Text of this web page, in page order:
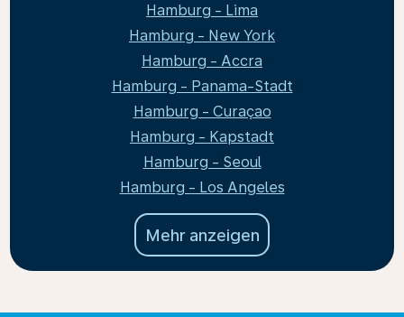
Hamburg - Lima
Hamburg - New York
Hamburg - Accra
Hamburg - Panama-Stadt
Hamburg - Curaçao
Hamburg - Kapstadt
Hamburg - Seoul
Hamburg - Los Angeles
Mehr anzeigen